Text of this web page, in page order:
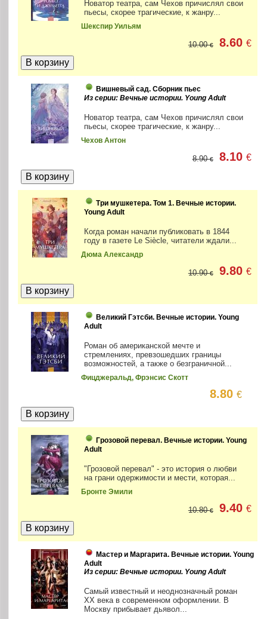
Новатор театра, сам Чехов причислял свои
пьесы, скорее трагические, к жанру...
Шекспир Уильям
10.00€ 8.60€
Вишневый сад. Сборник пьес
Из серии: Вечные истории. Young Adult
Новатор театра, сам Чехов причислял свои
пьесы, скорее трагические, к жанру...
Чехов Антон
8.90€ 8.10€
Три мушкетера. Том 1. Вечные истории.
Young Adult
Когда роман начали публиковать в 1844
году в газете Le Siècle, читатели ждали...
Дюма Александр
10.90€ 9.80€
Великий Гэтсби. Вечные истории. Young
Adult
Роман об американской мечте и
стремлениях, превзошедших границы
возможностей, а также о безграничной...
Фицджеральд, Фрэнсис Скотт
8.80€
Грозовой перевал. Вечные истории. Young
Adult
"Грозовой перевал" - это история о любви
на грани одержимости и мести, которая...
Бронте Эмили
10.80€ 9.40€
Мастер и Маргарита. Вечные истории. Young
Adult
Из серии: Вечные истории. Young Adult
Самый известный и неоднозначный роман
XX века в современном оформлении. В
Москву прибывает дьявол...